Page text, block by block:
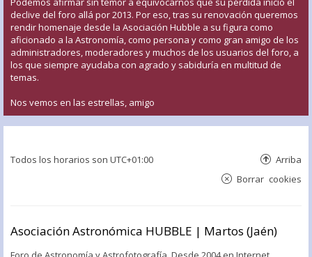
declive del foro allá por 2013. Por eso, tras su renovación queremos
rendir homenaje desde la Asociación Hubble a su figura como
aficionado a la Astronomía, como persona y como gran amigo de los
administradores, moderadores y muchos de los usuarios del foro, a
los que siempre ayudaba con agrado y sabiduría en multitud de
temas.
Nos vemos en las estrellas, amigo
Todos los horarios son UTC+01:00 Arriba
Borrar cookies
Asociación Astronómica HUBBLE | Martos (Jaén)